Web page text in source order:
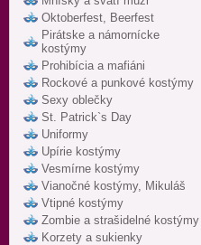
Oktoberfest, Beerfest
Pirátske a námornícke
kostýmy
Prohibícia a mafiáni
Rockové a punkové kostýmy
Sexy oblečky
St. Patrick`s Day
Uniformy
Upírie kostýmy
Vesmírne kostýmy
Vianočné kostýmy, Mikuláš
Vtipné kostýmy
Zombie a strašidelné kostýmy
Korzety a sukienky